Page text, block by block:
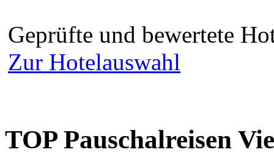
Geprüfte und bewertete
Zur Hotelauswahl
TOP Pauschalreisen